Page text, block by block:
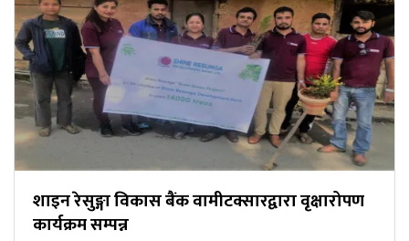
शाइन रेसुङ्गा विकास बैंक वामीटक्सारद्वारा वृक्षारोपण
कार्यक्रम सम्पन्न